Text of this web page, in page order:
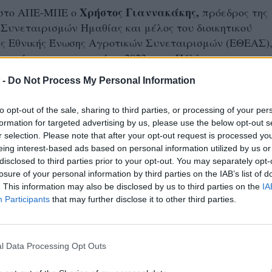
- Do Not Process My Personal Information
opt-out of the sale, sharing to third parties, or processing of your
for targeted advertising by us, please use the below opt-out
selection. Please note that after your opt-out request is processed
interest-based ads based on personal information utilized by us
to third parties prior to your opt-out. You may separately
of your personal information by third parties on the IAB’s list of
This information may also be disclosed by us to third parties on the
Participants that may further disclose it to other third parties.
Data Processing Opt Outs
ΑΠΕ-ΜΠΕ ο Χρήστος Γιαννακάκης, πρόεδρος της
Ημαθίας και μέλος του διοικητικού
Εθνικής Ένωσης Αγροτικών Συνεταιρισμών
είχαν καταγραφεί το 2023 στην Πέλλα.
πρόβλημα φαίνεται να έχει επεκταθεί, πιθανότατα
συνθηκών.
πλήττουν κυρίως συμπύρηνα ροδάκινα και
παραγωγικότητας, ενώ έχουν εντοπιστεί
Λάρισα και Έβρο.
για την καταγραφή των προσβολών
η οποία θα τεθεί σε λειτουργία μέσα στην